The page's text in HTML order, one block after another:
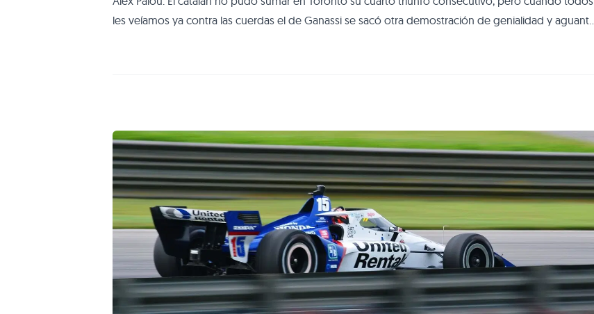
les veíamos ya contra las cuerdas el de Ganassi se sacó otra demostración de genialidad y aguantó